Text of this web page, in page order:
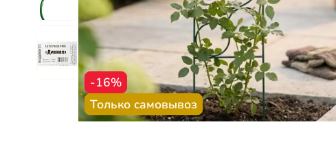
-16%
Только самовывоз